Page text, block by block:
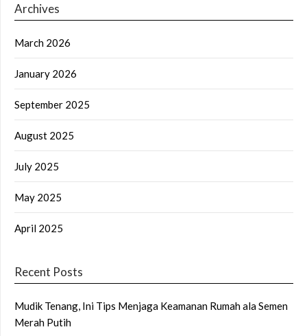
Archives
March 2026
January 2026
September 2025
August 2025
July 2025
May 2025
April 2025
Recent Posts
Mudik Tenang, Ini Tips Menjaga Keamanan Rumah ala Semen
Merah Putih